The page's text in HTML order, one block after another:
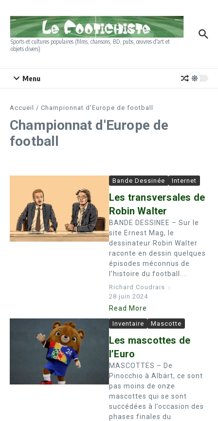
Sports et cultures populaires (films, chansons, BD, pubs, œuvres d'art et
objets divers)
Menu
Accueil / Championnat d'Europe de football
Championnat d'Europe de
football
Bande Dessinée Internet
Les transversales de
Robin Walter
BANDE DESSINEE – Sur le
site Ernest Mag, le
dessinateur Robin Walter
raconte en dessin quelques
épisodes méconnus de
l’histoire du football....
Richard Coudrais
28 juin 2024
Read More
Inventaire Mascotte
Les mascottes de
l’Euro
MASCOTTES – De
Pinocchio à Albärt, ce sont
pas moins de onze
mascottes qui se sont
succédées à l’occasion des
phases finales du